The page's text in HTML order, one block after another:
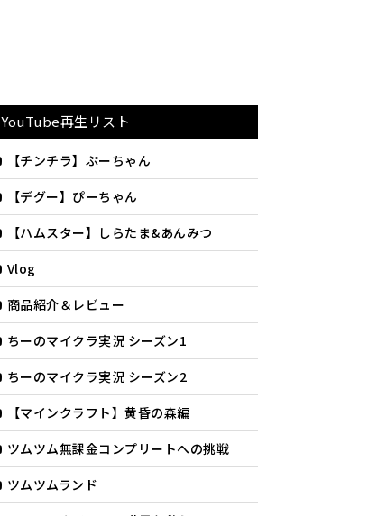
YouTube再生リスト
【チンチラ】ぷーちゃん
【デグー】ぴーちゃん
【ハムスター】しらたま&あんみつ
Vlog
商品紹介＆レビュー
ちーのマイクラ実況 シーズン1
ちーのマイクラ実況 シーズン2
【マインクラフト】黄昏の森編
ツムツム無課金コンプリートへの挑戦
ツムツムランド